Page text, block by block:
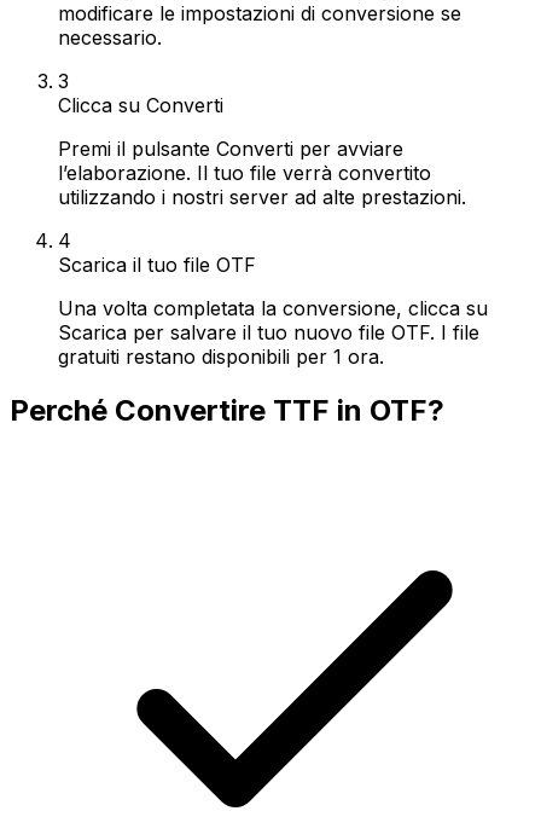
modificare le impostazioni di conversione se
necessario.
3
Clicca su Converti
Premi il pulsante Converti per avviare
l’elaborazione. Il tuo file verrà convertito
utilizzando i nostri server ad alte prestazioni.
4
Scarica il tuo file OTF
Una volta completata la conversione, clicca su
Scarica per salvare il tuo nuovo file OTF. I file
gratuiti restano disponibili per 1 ora.
Perché Convertire TTF in OTF?